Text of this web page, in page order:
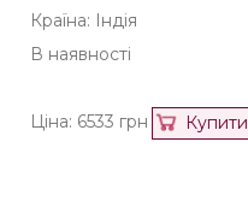
Країна: Індія
В наявності
Ціна: 6533 грн Купити